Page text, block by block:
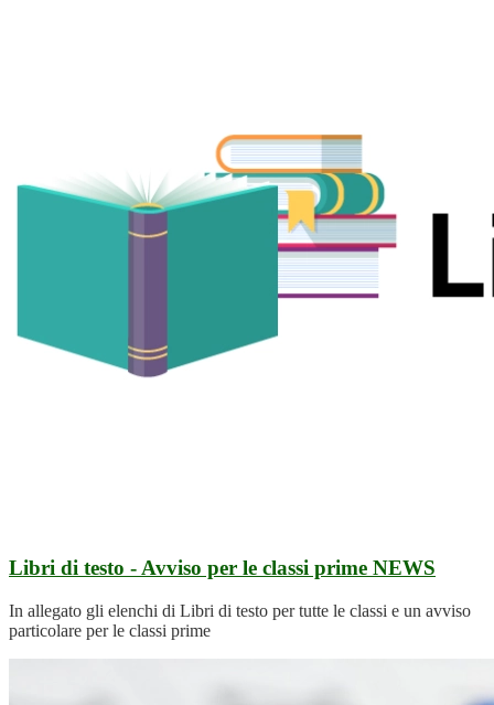
Libri di testo - Avviso per le classi prime NEWS
In allegato gli elenchi di Libri di testo per tutte le classi e un avviso
particolare per le classi prime